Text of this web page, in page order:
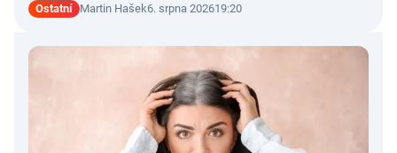
Ostatní Martin Hašek6. srpna 202619:20